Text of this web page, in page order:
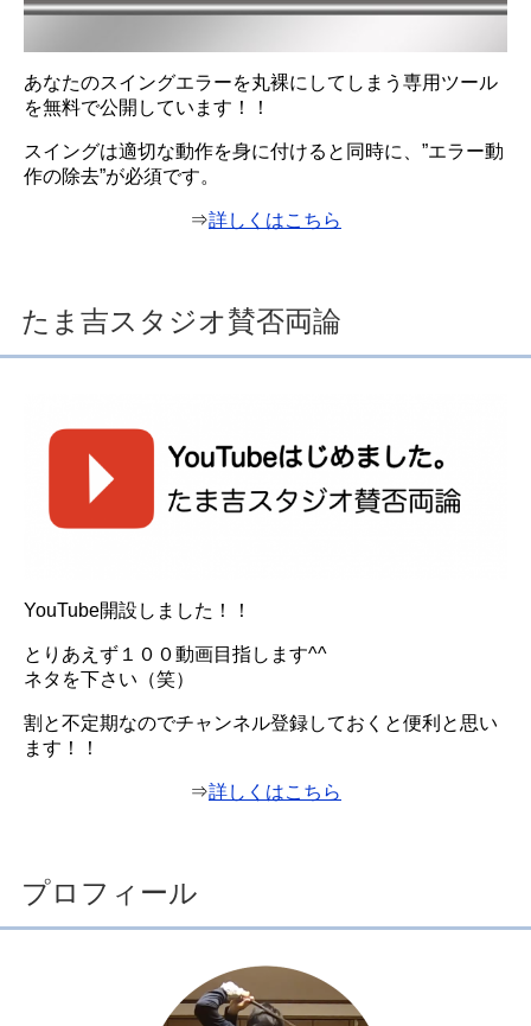
あなたのスイングエラーを丸裸にしてしまう専用ツール
を無料で公開しています！！
スイングは適切な動作を身に付けると同時に、”エラー動
作の除去”が必須です。
⇒詳しくはこちら
たま吉スタジオ賛否両論
YouTube開設しました！！
とりあえず１００動画目指します^^
ネタを下さい（笑）
割と不定期なのでチャンネル登録しておくと便利と思い
ます！！
⇒詳しくはこちら
プロフィール